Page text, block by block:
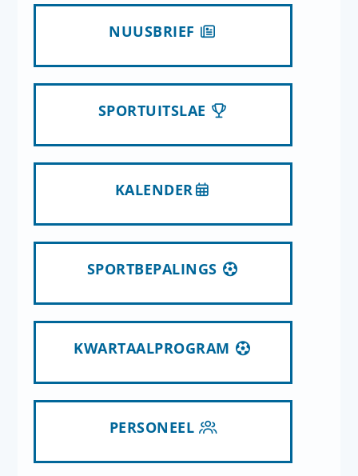
NUUSBRIEF
SPORTUITSLAE
KALENDER
SPORTBEPALINGS
KWARTAALPROGRAM
PERSONEEL